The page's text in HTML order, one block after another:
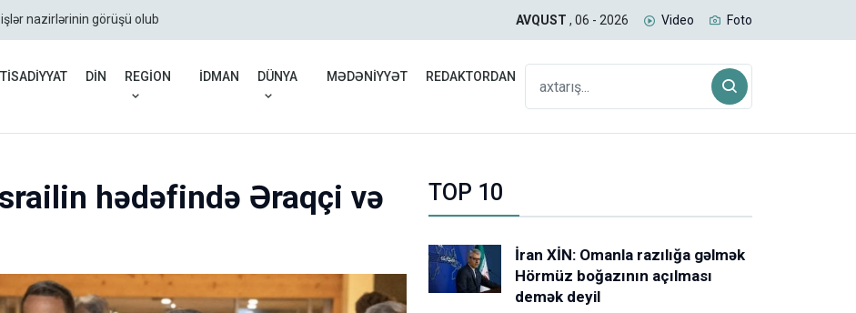
nazirlərinin görüşü olub Rusiyadan Ermənistana buğda daşıyan yük qatarı Biləcəridən yola düşüb
AVQUST , 06 - 2026 Video Foto
DİN REGİON İDMAN DÜNYA MƏDƏNİYYƏT REDAKTORDAN
hədəfində Əraqçi və
TOP 10
İran XİN: Omanla razılığa gəlmək
Hörmüz boğazının açılması
demək deyil